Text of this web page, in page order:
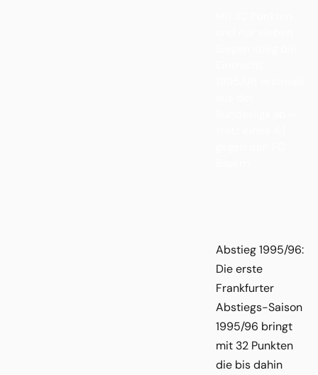
Abstieg 1995/96:
Die erste
Frankfurter
Abstiegs-Saison
1995/96 bringt
mit 32 Punkten
die bis dahin